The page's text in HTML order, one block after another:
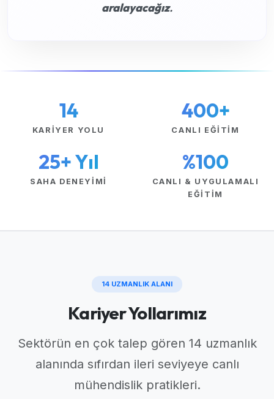
aralayacağız.
14
KARIYER YOLU
400+
CANLI EĞITIM
25+ Yıl
SAHA DENEYIMI
%100
CANLI & UYGULAMALI
EĞITIM
14 UZMANLIK ALANI
Kariyer Yollarımız
Sektörün en çok talep gören 14 uzmanlık
alanında sıfırdan ileri seviyeye canlı
mühendislik pratikleri.